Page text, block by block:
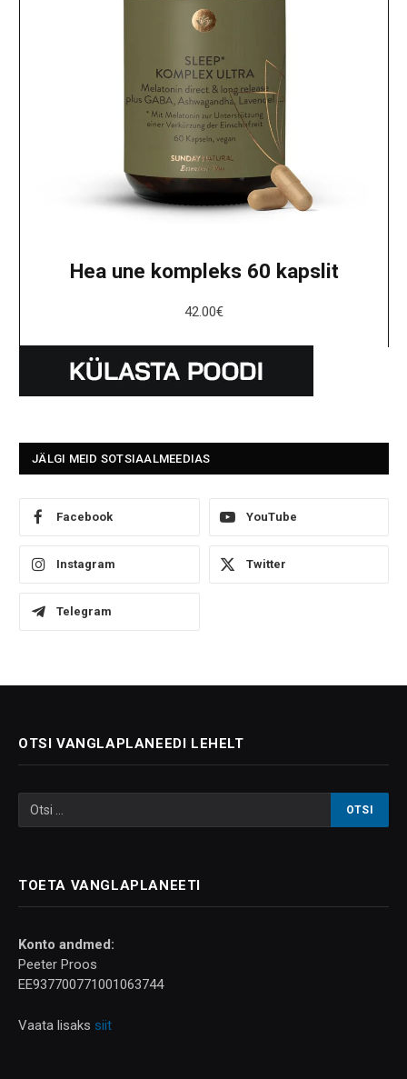
Hea une kompleks 60 kapslit
42.00€
JÄLGI MEID SOTSIAALMEEDIAS
Facebook YouTube
Instagram Twitter
Telegram
OTSI VANGLAPLANEEDI LEHELT
TOETA VANGLAPLANEETI
Konto andmed:
Peeter Proos
EE937700771001063744
Vaata lisaks siit